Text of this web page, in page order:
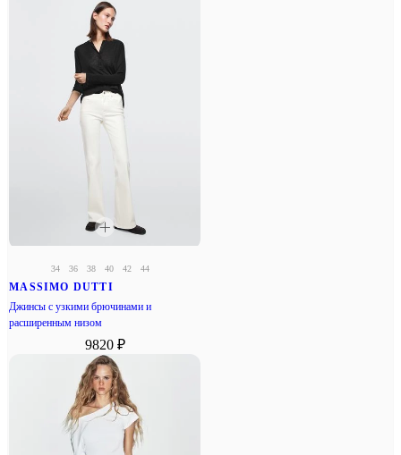
34 36 38 40 42 44
MASSIMO DUTTI
Джинсы с узкими брючинами и
расширенным низом
9820 ₽